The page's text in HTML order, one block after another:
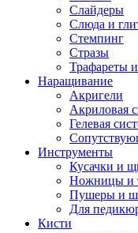
Слайдеры
Слюда и
Стемпинг
Стразы
Трафареты
Наращивание
Акригели
Акриловая
Гелевая
Инструменты
Кусачки и
Ножницы и
Пушеры и
Для
Кисти